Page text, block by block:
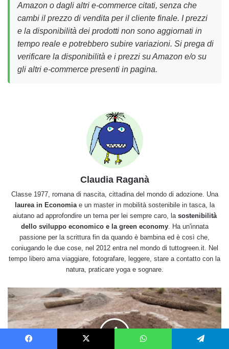
Amazon o dagli altri e-commerce citati, senza che
cambi il prezzo di vendita per il cliente finale. I prezzi
e la disponibilità dei prodotti non sono aggiornati in
tempo reale e potrebbero subire variazioni. Si prega di
verificare la disponibilità e i prezzi su Amazon e/o su
gli altri e-commerce presenti in pagina.
Claudia Raganà
Classe 1977, romana di nascita, cittadina del mondo di adozione. Una
laurea in Economiae un master in mobilità sostenibile in tasca, la
aiutano ad approfondire un tema per lei sempre caro, la sostenibilità
dello sviluppo economico e la green economy. Ha un'innata
passione per la scrittura fin da quando è bambina ed è così che,
coniugando le due cose, nel 2012 entra nel mondo di tuttogreen.it. Nel
tempo libero ama viaggiare, fotografare, leggere, stare a contatto con la
natura, praticare yoga e sognare.
Per
un
uso
sostenibile
dell'acqua